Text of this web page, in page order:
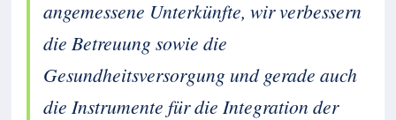
angemessene Unterkünfte, wir verbessern
die Betreuung sowie die
Gesundheitsversorgung und gerade auch
die Instrumente für die Integration der